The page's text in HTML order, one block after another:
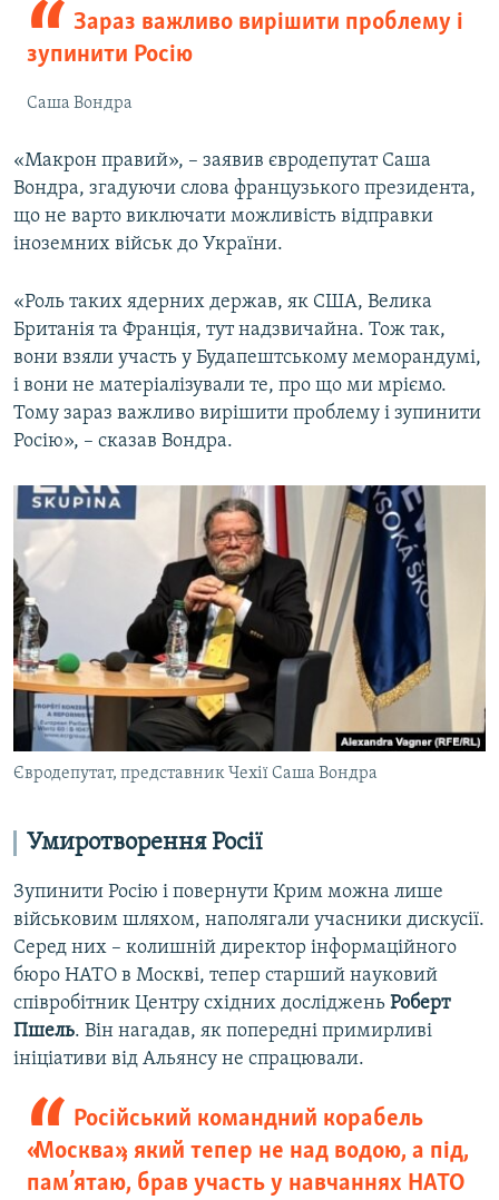
Зараз важливо вирішити проблему і
зупинити Росію
Саша Вондра
«Макрон правий», – заявив євродепутат Саша
Вондра, згадуючи слова французького президента,
що не варто виключати можливість відправки
іноземних військ до України.
«Роль таких ядерних держав, як США, Велика
Британія та Франція, тут надзвичайна. Тож так,
вони взяли участь у Будапештському меморандумі,
і вони не матеріалізували те, про що ми мріємо.
Тому зараз важливо вирішити проблему і зупинити
Росію», – сказав Вондра.
Євродепутат, представник Чехії Саша Вондра
Умиротворення Росії
Зупинити Росію і повернути Крим можна лише
військовим шляхом, наполягали учасники дискусії.
Серед них – колишній директор інформаційного
бюро НАТО в Москві, тепер старший науковий
співробітник Центру східних досліджень Роберт
Пшель. Він нагадав, як попередні примирливі
ініціативи від Альянсу не спрацювали.
Російський командний корабель
«Москва», який тепер не над водою, а під,
пам’ятаю, брав участь у навчаннях НАТО